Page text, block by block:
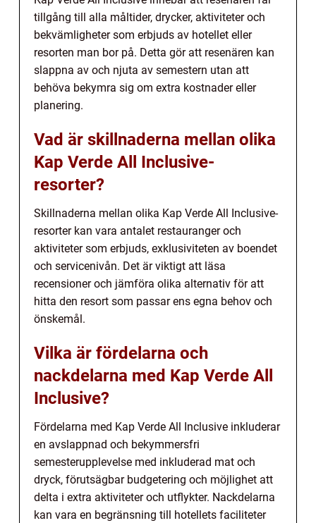
tillgång till alla måltider, drycker, aktiviteter och
bekvämligheter som erbjuds av hotellet eller
resorten man bor på. Detta gör att resenären kan
slappna av och njuta av semestern utan att
behöva bekymra sig om extra kostnader eller
planering.
Vad är skillnaderna mellan olika
Kap Verde All Inclusive-
resorter?
Skillnaderna mellan olika Kap Verde All Inclusive-
resorter kan vara antalet restauranger och
aktiviteter som erbjuds, exklusiviteten av boendet
och servicenivån. Det är viktigt att läsa
recensioner och jämföra olika alternativ för att
hitta den resort som passar ens egna behov och
önskemål.
Vilka är fördelarna och
nackdelarna med Kap Verde All
Inclusive?
Fördelarna med Kap Verde All Inclusive inkluderar
en avslappnad och bekymmersfri
semesterupplevelse med inkluderad mat och
dryck, förutsägbar budgetering och möjlighet att
delta i extra aktiviteter och utflykter. Nackdelarna
kan vara en begränsning till hotellets faciliteter